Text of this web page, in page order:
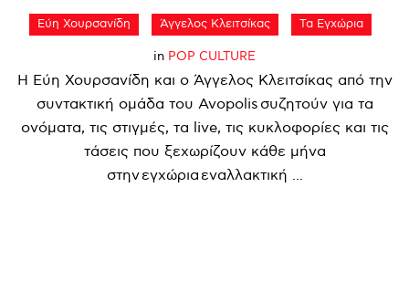
Εύη Χουρσανίδη Άγγελος Κλειτσίκας Τα Εγχώρια
in POP CULTURE
Η Εύη Χουρσανίδη και ο Άγγελος Κλειτσίκας από την
συντακτική ομάδα του Avopolis συζητούν για τα
ονόματα, τις στιγμές, τα live, τις κυκλοφορίες και τις
τάσεις που ξεχωρίζουν κάθε μήνα
στην εγχώρια εναλλακτική ...